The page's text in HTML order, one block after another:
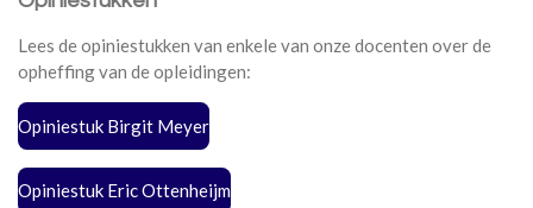
Lees de opiniestukken van enkele van onze docenten over de
opheffing van de opleidingen:
Opiniestuk Birgit Meyer
Opiniestuk Eric Ottenheijm